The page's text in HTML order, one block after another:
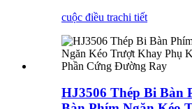
cuộc điều trachi tiết
HJ3506 Thép Bi Bàn